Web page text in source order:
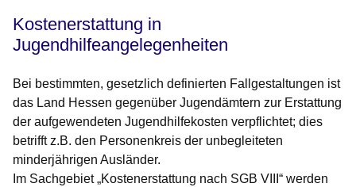
Kostenerstattung in
Jugendhilfeangelegenheiten
Bei bestimmten, gesetzlich definierten Fallgestaltungen ist
das Land Hessen gegenüber Jugendämtern zur Erstattung
der aufgewendeten Jugendhilfekosten verpflichtet; dies
betrifft z.B. den Personenkreis der unbegleiteten
minderjährigen Ausländer.
Im Sachgebiet „Kostenerstattung nach SGB VIII“ werden